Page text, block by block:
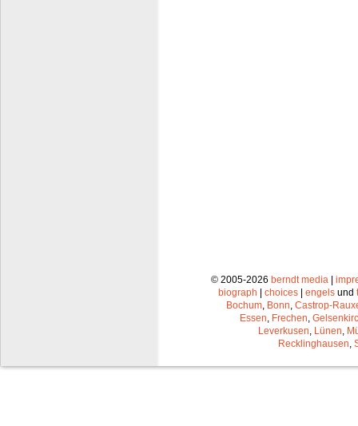
© 2005-2026 berndt media|
biograph
choices engels und
Bochum, Bonn, Castrop-
Essen, Frechen,
Leverkusen, Lünen,
Recklinghausen,